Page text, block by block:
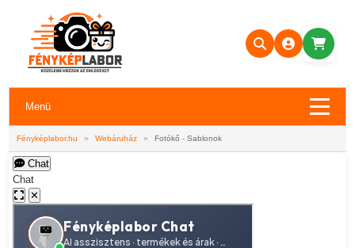
Menü
Fényképlabor.hu » Webáruház » Fotókő - Sablonok
Chat
Chat
✕